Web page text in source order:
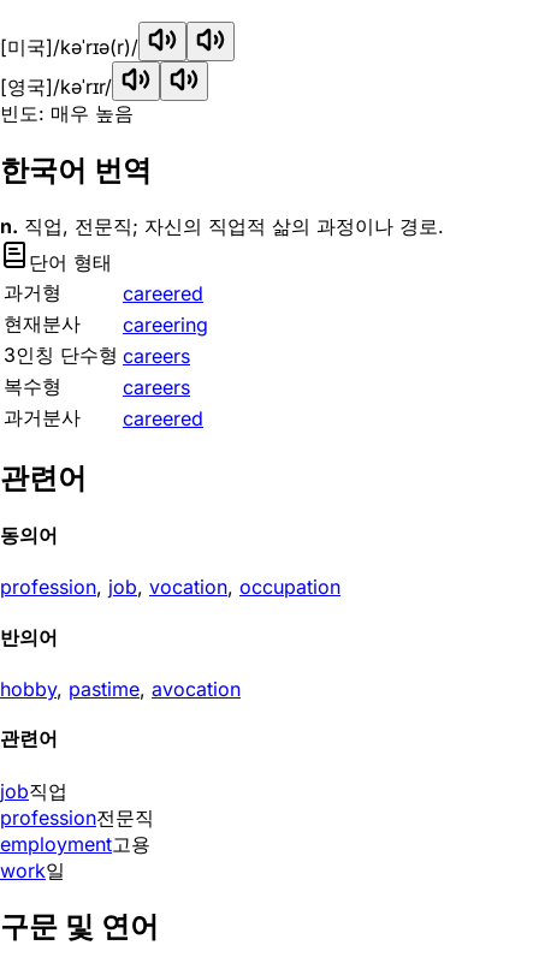
[미국]/kəˈrɪə(r)/
[영국]/kəˈrɪr/
빈도: 매우 높음
한국어 번역
n. 직업, 전문직; 자신의 직업적 삶의 과정이나 경로.
단어 형태
과거형
careered
현재분사
careering
3인칭 단수형 careers
복수형
careers
과거분사
careered
관련어
동의어
profession, job, vocation, occupation
반의어
hobby, pastime, avocation
관련어
job직업
profession전문직
employment고용
work일
구문 및 연어